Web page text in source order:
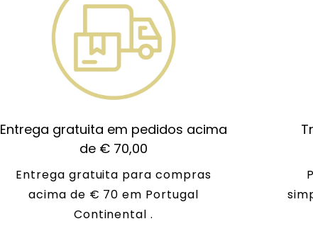
Entrega gratuita em pedidos acima
de € 70,00
Entrega gratuita para compras
acima de € 70 em Portugal
Continental .